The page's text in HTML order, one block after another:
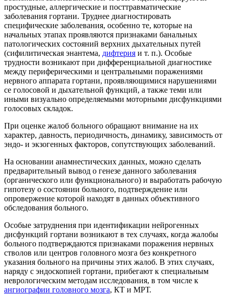
простудные, аллергические и посттравматические
заболевания гортани. Труднее диагностировать
специфические заболевания, особенно те, которые на
начальных этапах проявляются признаками банальных
патологических состояний верхних дыхательных путей
(сифилитическая энантема, дифтерия и т. п.). Особые
трудности возникают при дифференциальной диагностике
между периферическими и центральными поражениями
нервного аппарата гортани, проявляющимися нарушениями
се голосовой и дыхательной функций, а также теми или
иными визуально определяемыми моторными дисфункциями
голосовых складок.
При оценке жалоб больного обращают внимание на их
характер, давность, периодичность, динамику, зависимость от
эндо- и экзогенных факторов, сопутствующих заболеваний.
На основании анамнестических данных, можно сделать
предварительный вывод о генезе данного заболевания
(органического или функционального) и выработать рабочую
гипотезу о состоянии больного, подтверждение или
опровержение которой находят в данных объективного
обследования больного.
Особые затруднения при идентификации нейрогенных
дисфункций гортани возникают в тех случаях, когда жалобы
больного подтверждаются признаками поражения нервных
стволов или центров головного мозга без конкретного
указания больного на причины этих жалоб. В этих случаях,
наряду с эндоскопией гортани, прибегают к специальным
неврологическим методам исследования, в том числе к
ангиографии головного мозга, КТ и МРТ.